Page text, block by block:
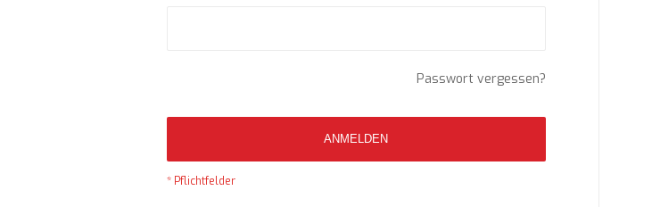
ANMELDEN
Passwort vergessen?